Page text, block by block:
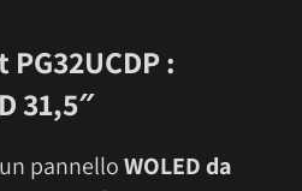
PG32UCDP :
31,5″
pannelloWOLED da